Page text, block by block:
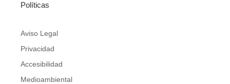
Políticas
Aviso Legal
Privacidad
Accesibilidad
Medioambiental